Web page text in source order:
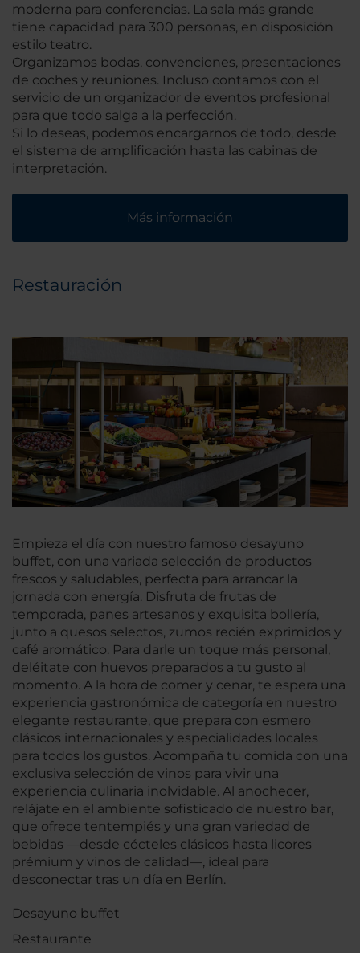
moderna para conferencias. La sala más grande
tiene capacidad para 300 personas, en disposición
estilo teatro.
Organizamos bodas, convenciones, presentaciones
de coches y reuniones. Incluso contamos con el
servicio de un organizador de eventos profesional
para que todo salga a la perfección.
Si lo deseas, podemos encargarnos de todo, desde
el sistema de amplificación hasta las cabinas de
interpretación.
Más información
Restauración
Empieza el día con nuestro famoso desayuno
buffet, con una variada selección de productos
frescos y saludables, perfecta para arrancar la
jornada con energía. Disfruta de frutas de
temporada, panes artesanos y exquisita bollería,
junto a quesos selectos, zumos recién exprimidos y
café aromático. Para darle un toque más personal,
deléitate con huevos preparados a tu gusto al
momento. A la hora de comer y cenar, te espera una
experiencia gastronómica de categoría en nuestro
elegante restaurante, que prepara con esmero
clásicos internacionales y especialidades locales
para todos los gustos. Acompaña tu comida con una
exclusiva selección de vinos para vivir una
experiencia culinaria inolvidable. Al anochecer,
relájate en el ambiente sofisticado de nuestro bar,
que ofrece tentempiés y una gran variedad de
bebidas —desde cócteles clásicos hasta licores
prémium y vinos de calidad—, ideal para
desconectar tras un día en Berlín.
Desayuno buffet
Restaurante